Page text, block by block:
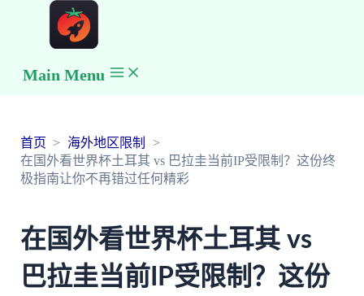
Main Menu
首页
海外地区限制
在国外看世界杯土耳其 vs 巴拉圭当前IP受限制？这份终
极指南让你不再错过任何精彩
在国外看世界杯土耳其 vs
巴拉圭当前IP受限制？这份